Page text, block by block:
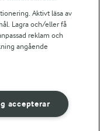
Aktivt läsa av
Lagra och/eller få
reklam och
angående
accepterar